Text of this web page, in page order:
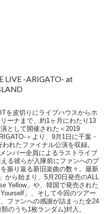
LIVE -ARIGATO- at
を皮切りにライブハウスからホ
ーナまで、約1ヶ月にわたり13
として開催された＜2019
＞より、9月1日に千葉・
れたファイナル公演を収録。
ンバー全員によるラストライブ
る彼らが入隊前にファンへのプ
振り返る新旧楽曲の数々。最新
から始まり、5月20日発売のALL
Yellow」や、韓国で発売された
」、そして今回のツアー
ファンへの感謝が詰まった全24
のうち1枚ランダム)封入。